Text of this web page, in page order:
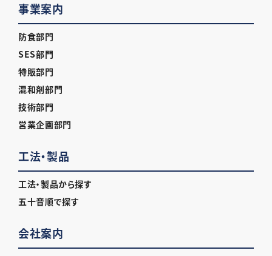
事業案内
防食部門
SES部門
特販部門
混和剤部門
技術部門
営業企画部門
工法・製品
工法・製品から探す
五十音順で探す
会社案内